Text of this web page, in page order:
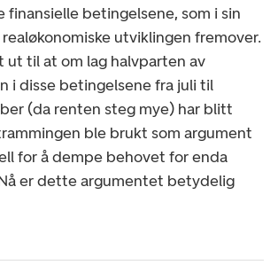
finansielle betingelsene, som i sin
utviklingen fremover.
ut til at om lag halvparten av
i disse betingelsene fra juli til
(da renten steg mye) har blitt
ble brukt som argument
for å dempe behovet for enda
er dette argumentet betydelig